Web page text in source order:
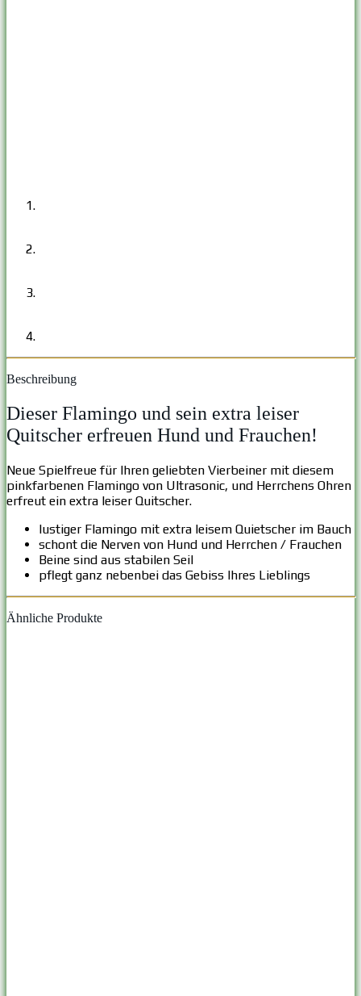
Beschreibung
Dieser Flamingo und sein extra leiser
Quitscher erfreuen Hund und Frauchen!
Neue Spielfreue für Ihren geliebten Vierbeiner mit diesem
pinkfarbenen Flamingo von Ultrasonic, und Herrchens Ohren
erfreut ein extra leiser Quitscher.
lustiger Flamingo mit extra leisem Quietscher im Bauch
schont die Nerven von Hund und Herrchen / Frauchen
Beine sind aus stabilen Seil
pflegt ganz nebenbei das Gebiss Ihres Lieblings
Ähnliche Produkte